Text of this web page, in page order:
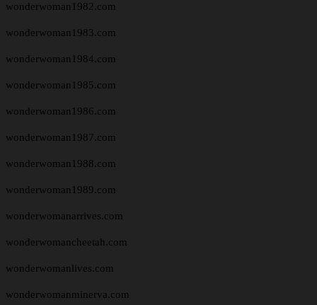
wonderwoman1982.com
wonderwoman1983.com
wonderwoman1984.com
wonderwoman1985.com
wonderwoman1986.com
wonderwoman1987.com
wonderwoman1988.com
wonderwoman1989.com
wonderwomanarrives.com
wonderwomancheetah.com
wonderwomanlives.com
wonderwomanminerva.com